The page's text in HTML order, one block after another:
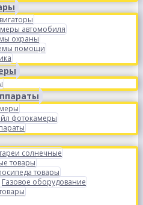
автомобиля
охраны
помощи
фотокамеры
солнечные
товары
товары
Газовое оборудование